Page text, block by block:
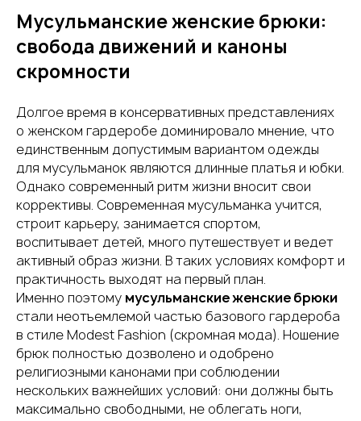
Мусульманские женские брюки:
свобода движений и каноны
скромности
Долгое время в консервативных представлениях
о женском гардеробе доминировало мнение, что
единственным допустимым вариантом одежды
для мусульманок являются длинные платья и юбки.
Однако современный ритм жизни вносит свои
коррективы. Современная мусульманка учится,
строит карьеру, занимается спортом,
воспитывает детей, много путешествует и ведет
активный образ жизни. В таких условиях комфорт и
практичность выходят на первый план.
Именно поэтому мусульманские женские брюки
стали неотъемлемой частью базового гардероба
в стиле Modest Fashion (скромная мода). Ношение
брюк полностью дозволено и одобрено
религиозными канонами при соблюдении
нескольких важнейших условий: они должны быть
максимально свободными, не облегать ноги,